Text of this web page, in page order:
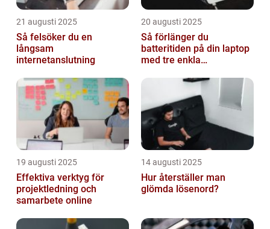
21 augusti 2025
Så felsöker du en
långsam
internetanslutning
20 augusti 2025
Så förlänger du
batteritiden på din laptop
med tre enkla
19 augusti 2025
Effektiva verktyg för
projektledning och
samarbete online
14 augusti 2025
Hur återställer man
glömda lösenord?